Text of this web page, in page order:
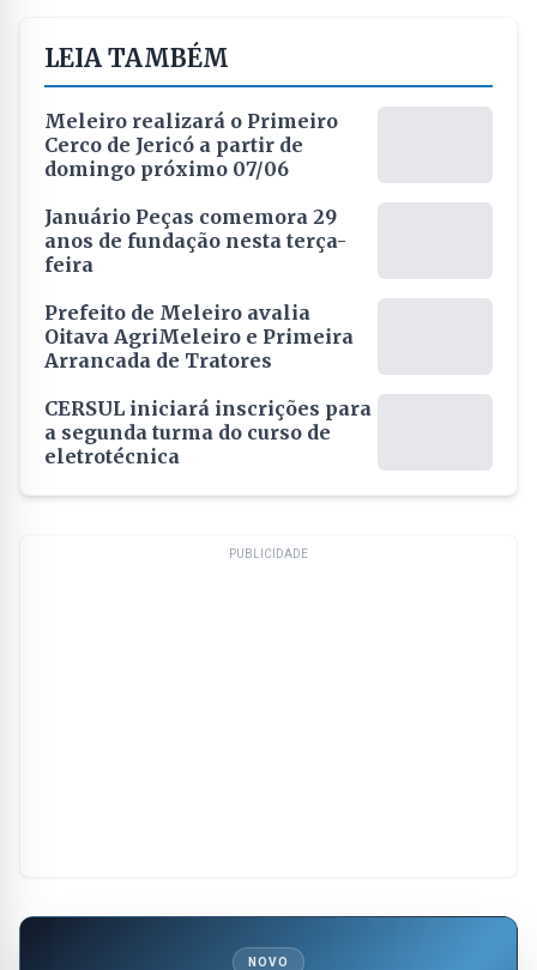
LEIA TAMBÉM
Meleiro realizará o Primeiro
Cerco de Jericó a partir de
domingo próximo 07/06
Januário Peças comemora 29
anos de fundação nesta terça-
feira
Prefeito de Meleiro avalia
Oitava AgriMeleiro e Primeira
Arrancada de Tratores
CERSUL iniciará inscrições para
a segunda turma do curso de
eletrotécnica
PUBLICIDADE
NOVO